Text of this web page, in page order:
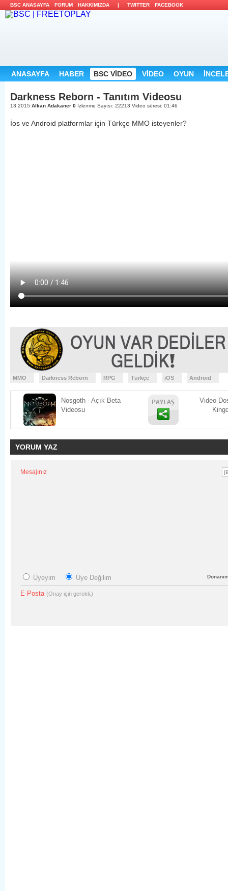
BSC ANASAYFA FORUM HAKKIMIZDA | TWITTER FACEBOOK
ANASAYFA HABER BSC VİDEO VİDEO OYUN
Darkness Reborn - Tanıtım Videosu
13 2015 Alkan Adakaner 0 İzlenme Sayısı: 22213 Video süresi: 01:46
İos ve Android platformlar için Türkçe MMO isteyenler?
MMO Darkness Reborn RPG Türkçe iOS Android
Nosgoth - Açık Beta
Videosu
Video
YORUM YAZ
Mesajınız
Üyeyim Üye Değilim
E-Posta (Onay için gerekli.)